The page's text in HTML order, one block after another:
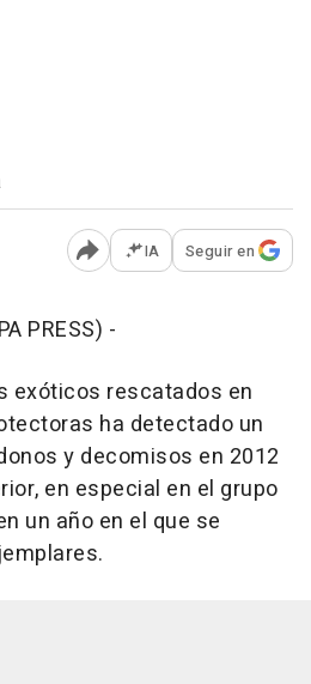
Abrir opciones para
IA Seguir en
PRESS) -
exóticos rescatados en
ha detectado un
y decomisos en 2012
en especial en el grupo
un año en el que se